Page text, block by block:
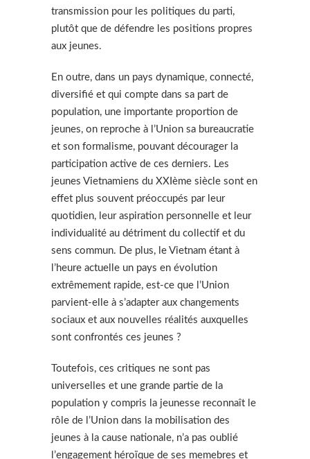
transmission pour les politiques du parti,
plutôt que de défendre les positions propres
aux jeunes.
En outre, dans un pays dynamique, connecté,
diversifié et qui compte dans sa part de
population, une importante proportion de
jeunes, on reproche à l’Union sa bureaucratie
et son formalisme, pouvant décourager la
participation active de ces derniers. Les
jeunes Vietnamiens du XXIème siècle sont en
effet plus souvent préoccupés par leur
quotidien, leur aspiration personnelle et leur
individualité au détriment du collectif et du
sens commun. De plus, le Vietnam étant à
l’heure actuelle un pays en évolution
extrêmement rapide, est-ce que l’Union
parvient-elle à s’adapter aux changements
sociaux et aux nouvelles réalités auxquelles
sont confrontés ces jeunes ?
Toutefois, ces critiques ne sont pas
universelles et une grande partie de la
population y compris la jeunesse reconnaît le
rôle de l’Union dans la mobilisation des
jeunes à la cause nationale, n’a pas oublié
l’engagement héroïque de ses memebres et